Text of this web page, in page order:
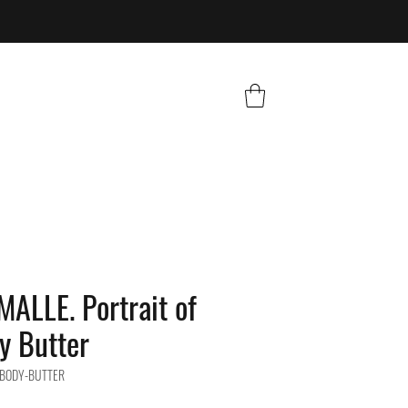
Portrait of
Butter
BUTTER